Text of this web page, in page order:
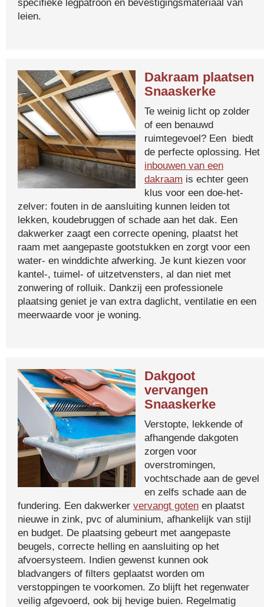
specifieke legpatroon en bevestigingsmateriaal van
leien.
Dakraam plaatsen
Snaaskerke
Te weinig licht op zolder
of een benauwd
ruimtegevoel? Een biedt
de perfecte oplossing. Het
inbouwen van een
dakraam is echter geen
klus voor een doe-het-
zelver: fouten in de aansluiting kunnen leiden tot
lekken, koudebruggen of schade aan het dak. Een
dakwerker zaagt een correcte opening, plaatst het
raam met aangepaste gootstukken en zorgt voor een
water- en winddichte afwerking. Je kunt kiezen voor
kantel-, tuimel- of uitzetvensters, al dan niet met
zonwering of rolluik. Dankzij een professionele
plaatsing geniet je van extra daglicht, ventilatie en een
meerwaarde voor je woning.
Dakgoot
vervangen
Snaaskerke
Verstopte, lekkende of
afhangende dakgoten
zorgen voor
overstromingen,
vochtschade aan de gevel
en zelfs schade aan de
fundering. Een dakwerker vervangt goten en plaatst
nieuwe in zink, pvc of aluminium, afhankelijk van stijl
en budget. De plaatsing gebeurt met aangepaste
beugels, correcte helling en aansluiting op het
afvoersysteem. Indien gewenst kunnen ook
bladvangers of filters geplaatst worden om
verstoppingen te voorkomen. Zo blijft het regenwater
veilig afgevoerd, ook bij hevige buien. Regelmatig